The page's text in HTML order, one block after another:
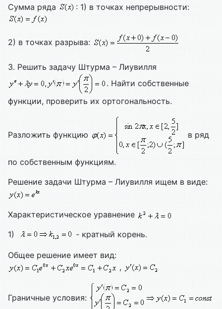
Сумма ряда : 1) в точках непрерывности:
2) в точках разрыва:
3. Решить задачу Штурма – Лиувилля
. Найти собственные
функции, проверить их ортогональность.
Разложить функцию в ряд
по собственным функциям.
Решение задачи Штурма – Лиувилля ищем в виде:
Характеристическое уравнение
1) - кратный корень.
Общее решение имеет вид:
,
Граничные условия: